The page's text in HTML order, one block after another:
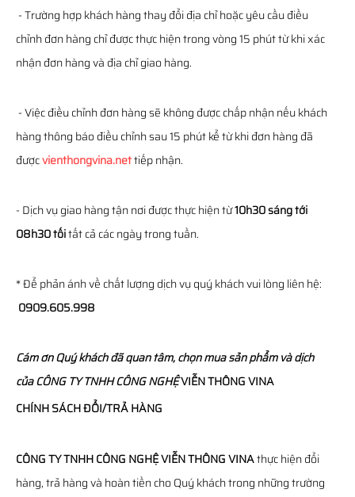
- Trường hợp khách hàng thay đổi địa chỉ hoặc yêu cầu điều
chỉnh đơn hàng chỉ được thực hiện trong vòng 15 phút từ khi xác
nhận đơn hàng và địa chỉ giao hàng.
- Việc điều chỉnh đơn hàng sẽ không được chấp nhận nếu khách
hàng thông báo điều chỉnh sau 15 phút kể từ khi đơn hàng đã
đượcvienthongvina.nettiếp nhận.
- Dịch vụ giao hàng tận nơi được thực hiện từ10h30 sáng tới
08h30 tốitất cả các ngày trong tuần.
* Để phản ánh về chất lượng dịch vụ quý khách vui lòng liên hệ:
0909.605.998
Cám ơn Quý khách đã quan tâm, chọn mua sản phẩm và dịch
củaCÔNG TY TNHH CÔNG NGHỆVIỄN THÔNGVINA
CHÍNH SÁCH ĐỔI/TRẢ HÀNG
CÔNG TY TNHH CÔNG NGHỆ VIỄN THÔNG VINAthực hiện đổi
hàng, trả hàng và hoàn tiền cho Quý khách trong những trường